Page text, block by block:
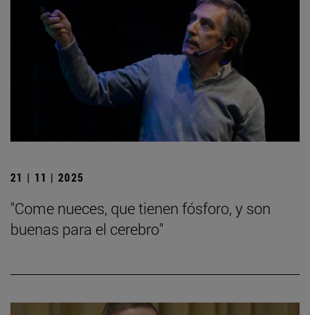
21 | 11 | 2025
"Come nueces, que tienen fósforo, y son
buenas para el cerebro"